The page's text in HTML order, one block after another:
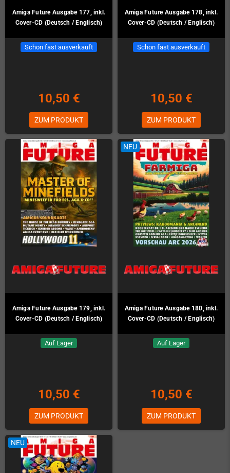
Amiga Future Ausgabe 177, inkl.
Cover-CD (Deutsch / Englisch)
Schon fast ausverkauft
10,50 €
ZUM PRODUKT
Amiga Future Ausgabe 178, inkl.
Cover-CD (Deutsch / Englisch)
Schon fast ausverkauft
10,50 €
ZUM PRODUKT
Amiga Future Ausgabe 179, inkl.
Cover-CD (Deutsch / Englisch)
Auf Lager
10,50 €
ZUM PRODUKT
NEU
Amiga Future Ausgabe 180, inkl.
Cover-CD (Deutsch / Englisch)
Auf Lager
10,50 €
ZUM PRODUKT
NEU